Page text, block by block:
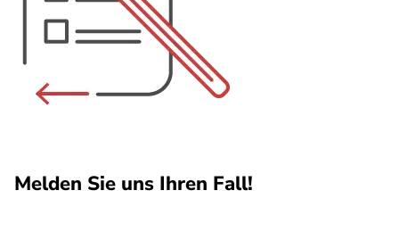
Melden Sie uns Ihren Fall!